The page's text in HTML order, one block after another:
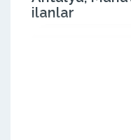
ilanlar